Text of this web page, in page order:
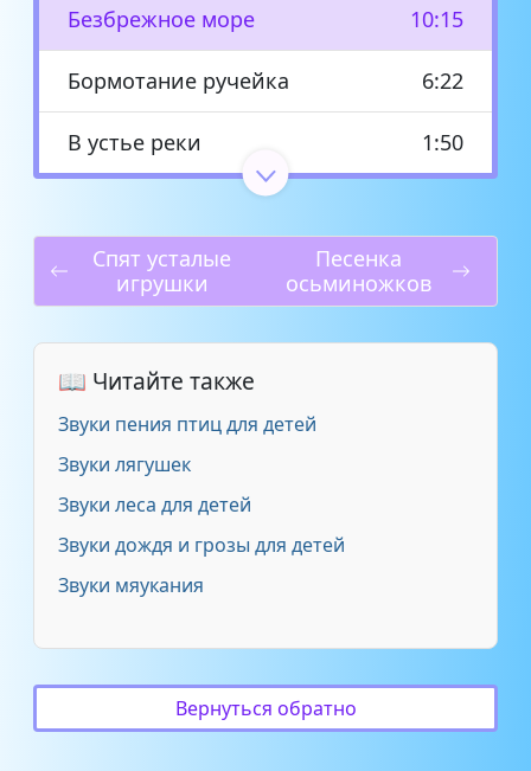
Безбрежное море 10:15
Бормотание ручейка 6:22
В устье реки 1:50
Волшебные песни китов
Горбатый кит 4:36
Звуки дельфинов
Океанский прибой
По лесной тропинке к озеру
Ручей в лесу 4:07
Спят усталые
игрушки
Песенка
осьминожков
📖 Читайте также
Звуки пения птиц для детей
Звуки лягушек
Звуки леса для детей
Звуки дождя и грозы для детей
Звуки мяукания
Вернуться обратно